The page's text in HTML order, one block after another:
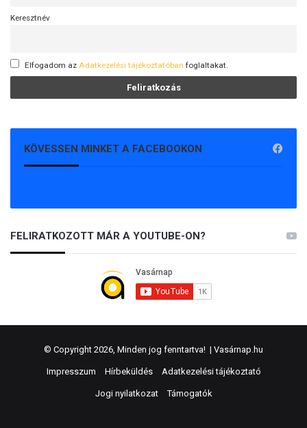
Keresztnév
Elfogadom az Adatkezelési tájékoztatóban foglaltakat.
KÖVESSEN MINKET A FACEBOOKON
FELIRATKOZOTT MÁR A YOUTUBE-ON?
© Copyright 2026, Minden jog fenntartva! | Vasárnap.hu
Impresszum Hírbeküldés Adatkezelési tájékoztató
Jogi nyilatkozat Támogatók